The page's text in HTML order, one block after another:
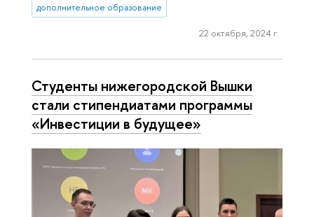
дополнительное образование
22 октября, 2024 г.
Студенты нижегородской Вышки
стали стипендиатами программы
«Инвестиции в будущее»